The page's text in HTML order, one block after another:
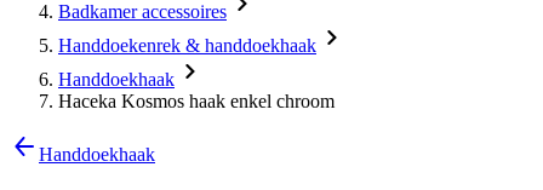
Badkamer accessoires
Handdoekenrek & handdoekhaak
Handdoekhaak
Haceka Kosmos haak enkel chroom
Handdoekhaak